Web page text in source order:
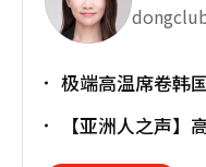
极端高温席卷韩
【亚洲人之声